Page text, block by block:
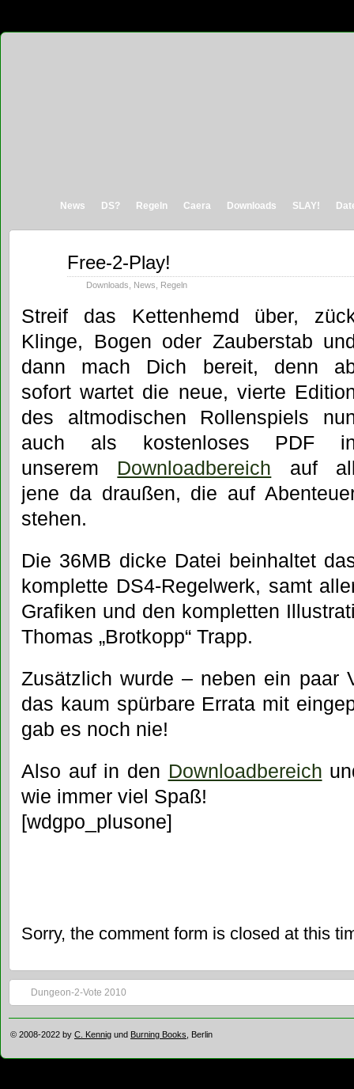
News DS? Regeln Caera Downloads SLAY!
Free-2-Play!
Downloads News Regeln
Streif das Kettenhemd über,
Klinge, Bogen oder Zauberstab
dann mach Dich bereit, denn
sofort wartet die neue, vierte
des altmodischen Rollenspiels
auch als kostenloses PDF
unserem Downloadbereich auf
jene da draußen, die auf
stehen.
Die 36MB dicke Datei beinhaltet
komplette DS4-Regelwerk, samt
Grafiken und den kompletten
Thomas „Brotkopp“ Trapp.
Zusätzlich wurde – neben ein paar
das kaum spürbare Errata mit
gab es noch nie!
Also auf in den Downloadbereich
wie immer viel Spaß!
[wdgpo_plusone]
Sorry, the comment form is closed at this
Dungeon-2-Vote 2010
© 2008-2022 by C. Kennig und Burning Books , Berlin